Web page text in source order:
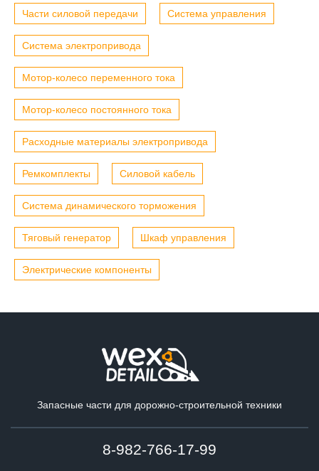
Части силовой передачи Система управления
Система электропривода
Мотор-колесо переменного тока
Мотор-колесо постоянного тока
Расходные материалы электропривода
Ремкомплекты Силовой кабель
Система динамического торможения
Тяговый генератор Шкаф управления
Электрические компоненты
Запасные части для дорожно-строительной техники
8-982-766-17-99